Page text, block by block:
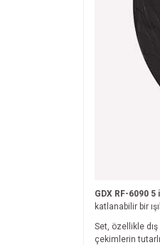
GDX RF-6090 5
katlanabilir bir
Set, özellikle
çekimlerin